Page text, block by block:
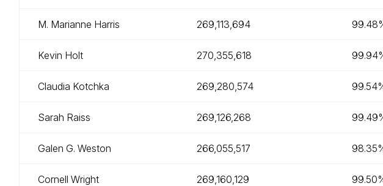
M. Marianne Harris 269,113,694
Kevin Holt 270,355,618
Claudia Kotchka 269,280,574
Sarah Raiss 269,126,268
Galen G. Weston 266,055,517
Cornell Wright 269,160,129